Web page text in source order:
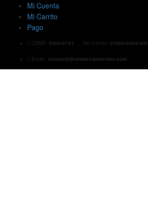
Mi Cuenta
Mi Carrito
Pago
CDMX: 5360-0191 Del interior: 01800-8903-401
Email : contacto@unoherramientas.com